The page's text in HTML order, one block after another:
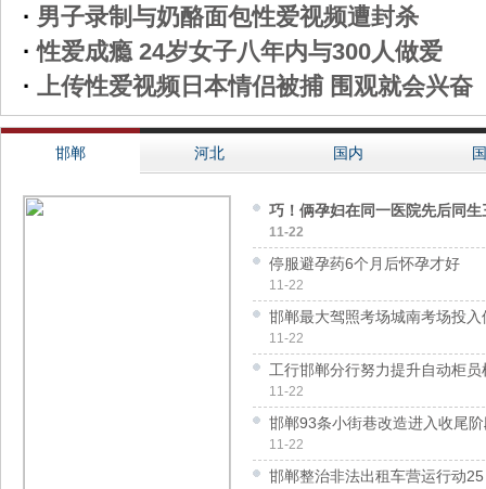
· 男子录制与奶酪面包性爱视频遭封杀
·性爱成瘾 24岁女子八年内与300人做爱
· 上传性爱视频日本情侣被捕 围观就会兴奋
邯郸 河北 国内
巧！俩孕妇在同一医院先后同生
11-22
停服避孕药6个月后怀孕才好
11-22
邯郸最大驾照考场城南考场投入
11-22
工行邯郸分行努力提升自动柜
11-22
邯郸93条小街巷改造进入收尾
11-22
邯郸整治非法出租车营运行动